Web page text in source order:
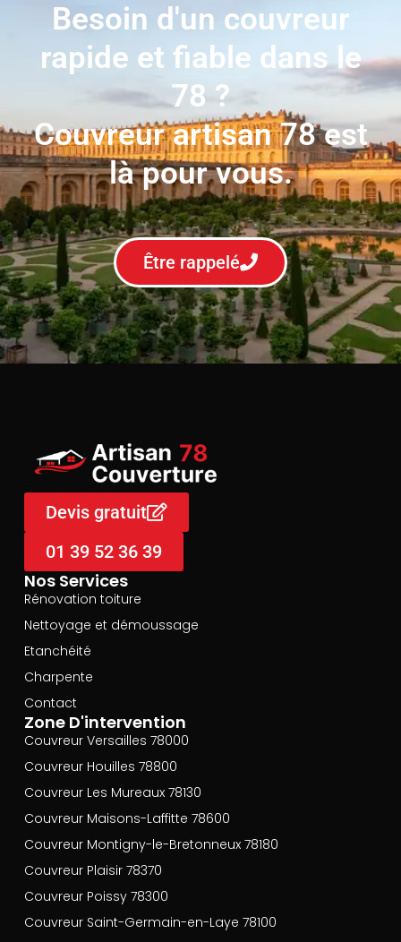
Besoin d'un couvreur
rapide et fiable dans le
78 ?
Couvreur artisan 78 est
là pour vous.
Être rappelé
Zone D'intervention
Couvreur Versailles 78000
Couvreur Houilles 78800
Couvreur Les Mureaux 78130
Couvreur Maisons-Laffitte 78600
Couvreur Montigny-le-Bretonneux 78180
Couvreur Plaisir 78370
Couvreur Poissy 78300
Couvreur Saint-Germain-en-Laye 78100
Nos Services
Rénovation toiture
Nettoyage et démoussage
Etanchéité
Charpente
Contact
Devis gratuit
01 39 52 36 39